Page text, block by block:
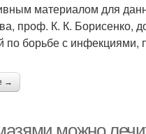
материалом для
проф. К. К. Борисенко,
по борьбе с
→